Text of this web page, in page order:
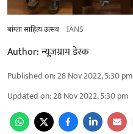
बांग्ला साहित्य उत्सव IANS
Author:न्यूज़ग्राम डेस्क
Published on:28 Nov 2022, 5:30 pm
Updated on:28 Nov 2022, 5:30 pm